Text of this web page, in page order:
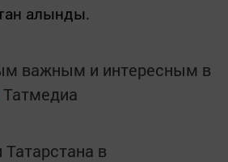
алынды.
важным и интересным в
Татмедиа
в